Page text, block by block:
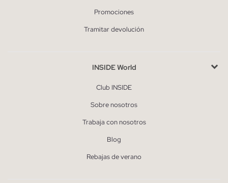
Promociones
Tramitar devolución
INSIDE World
Club INSIDE
Sobre nosotros
Trabaja con nosotros
Blog
Rebajas de verano